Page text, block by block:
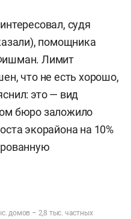
судя
помощника
Лимит
что не есть хорошо,
это — вид
бюро заложило
экорайона на 10%
домов – 2,8 тыс. частных